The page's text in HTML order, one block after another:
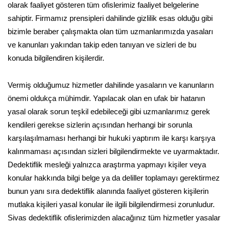
olarak faaliyet gösteren tüm ofislerimiz faaliyet belgelerine
sahiptir. Firmamız prensipleri dahilinde gizlilik esas olduğu gibi
bizimle beraber çalışmakta olan tüm uzmanlarımızda yasaları
ve kanunları yakından takip eden tanıyan ve sizleri de bu
konuda bilgilendiren kişilerdir.
Vermiş olduğumuz hizmetler dahilinde yasaların ve kanunların
önemi oldukça mühimdir. Yapılacak olan en ufak bir hatanın
yasal olarak sorun teşkil edebileceği gibi uzmanlarımız gerek
kendileri gerekse sizlerin açısından herhangi bir sorunla
karşılaşılmaması herhangi bir hukuki yaptırım ile karşı karşıya
kalınmaması açısından sizleri bilgilendirmekte ve uyarmaktadır.
Dedektiflik mesleği yalnızca araştırma yapmayı kişiler veya
konular hakkında bilgi belge ya da deliller toplamayı gerektirmez
bunun yanı sıra dedektiflik alanında faaliyet gösteren kişilerin
mutlaka kişileri yasal konular ile ilgili bilgilendirmesi zorunludur.
Sivas dedektiflik ofislerimizden alacağınız tüm hizmetler yasalar